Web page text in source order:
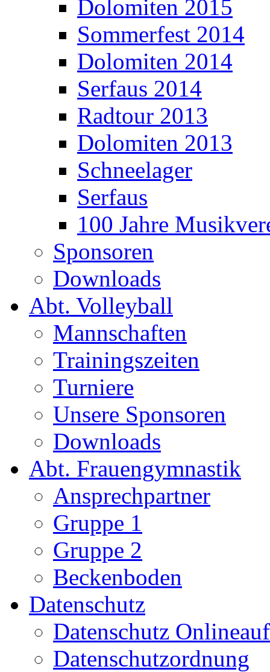
Dolomiten 2015
Sommerfest 2014
Dolomiten 2014
Serfaus 2014
Radtour 2013
Dolomiten 2013
Schneelager
Serfaus
100 Jahre
Sponsoren
Downloads
Abt. Volleyball
Mannschaften
Trainingszeiten
Turniere
Unsere Sponsoren
Downloads
Abt. Frauengymnastik
Ansprechpartner
Gruppe 1
Gruppe 2
Beckenboden
Datenschutz
Datenschutz
Datenschutzordnung